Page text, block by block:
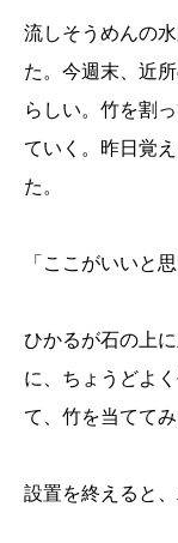
流しそうめんの
た。今週末、近
らしい。竹を割
ていく。昨日覚
た。
「ここがいいと
ひかるが石の上
に、ちょうどよ
て、竹を当ててみ
設置を終えると